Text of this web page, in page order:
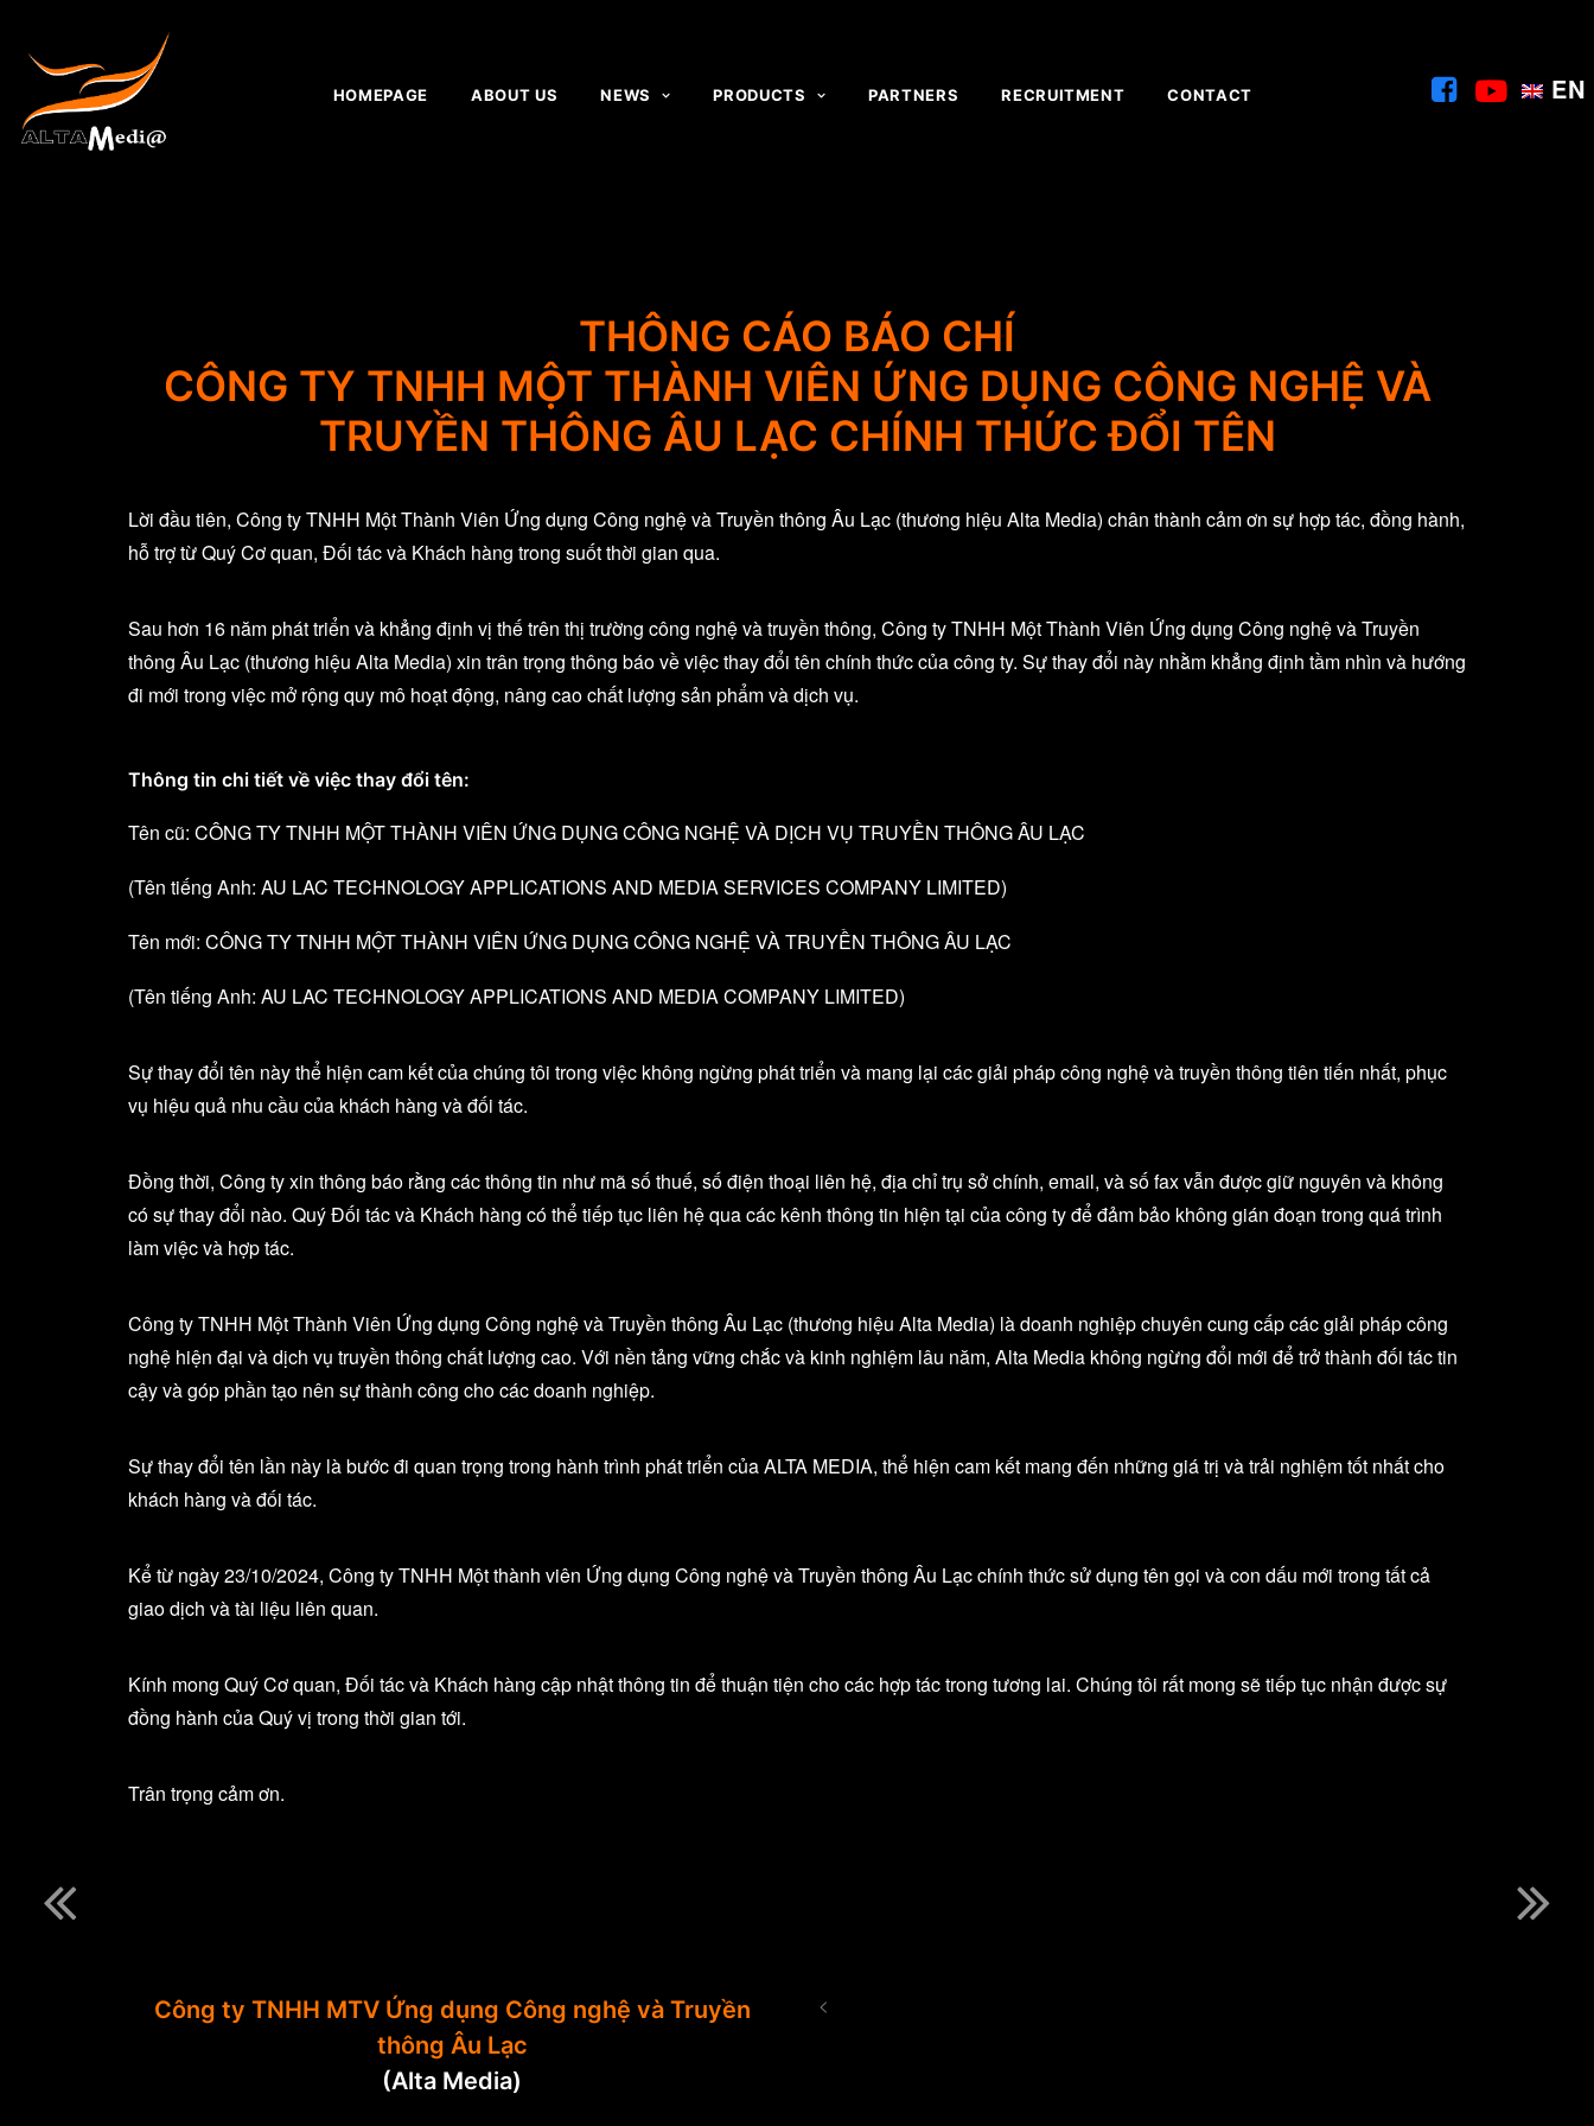
HOMEPAGE ABOUT US NEWS PRODUCTS PARTNERS RECRUITMENT CONTACT EN
THÔNG CÁO BÁO CHÍ
CÔNG TY TNHH MỘT THÀNH VIÊN ỨNG DỤNG CÔNG NGHỆ VÀ
TRUYỀN THÔNG ÂU LẠC CHÍNH THỨC ĐỔI TÊN
Lời đầu tiên, Công ty TNHH Một Thành Viên Ứng dụng Công nghệ và Truyền thông Âu Lạc (thương hiệu Alta Media) chân thành cảm ơn sự hợp tác, đồng hành,
hỗ trợ từ Quý Cơ quan, Đối tác và Khách hàng trong suốt thời gian qua.
Sau hơn 16 năm phát triển và khẳng định vị thế trên thị trường công nghệ và truyền thông, Công ty TNHH Một Thành Viên Ứng dụng Công nghệ và Truyền
thông Âu Lạc (thương hiệu Alta Media) xin trân trọng thông báo về việc thay đổi tên chính thức của công ty. Sự thay đổi này nhằm khẳng định tầm nhìn và hướng
đi mới trong việc mở rộng quy mô hoạt động, nâng cao chất lượng sản phẩm và dịch vụ.
Thông tin chi tiết về việc thay đổi tên:
Tên cũ: CÔNG TY TNHH MỘT THÀNH VIÊN ỨNG DỤNG CÔNG NGHỆ VÀ DỊCH VỤ TRUYỀN THÔNG ÂU LẠC
(Tên tiếng Anh: AU LAC TECHNOLOGY APPLICATIONS AND MEDIA SERVICES COMPANY LIMITED)
Tên mới: CÔNG TY TNHH MỘT THÀNH VIÊN ỨNG DỤNG CÔNG NGHỆ VÀ TRUYỀN THÔNG ÂU LẠC
(Tên tiếng Anh: AU LAC TECHNOLOGY APPLICATIONS AND MEDIA COMPANY LIMITED)
Sự thay đổi tên này thể hiện cam kết của chúng tôi trong việc không ngừng phát triển và mang lại các giải pháp công nghệ và truyền thông tiên tiến nhất, phục
vụ hiệu quả nhu cầu của khách hàng và đối tác.
Đồng thời, Công ty xin thông báo rằng các thông tin như mã số thuế, số điện thoại liên hệ, địa chỉ trụ sở chính, email, và số fax vẫn được giữ nguyên và không
có sự thay đổi nào. Quý Đối tác và Khách hàng có thể tiếp tục liên hệ qua các kênh thông tin hiện tại của công ty để đảm bảo không gián đoạn trong quá trình
làm việc và hợp tác.
Công ty TNHH Một Thành Viên Ứng dụng Công nghệ và Truyền thông Âu Lạc (thương hiệu Alta Media) là doanh nghiệp chuyên cung cấp các giải pháp công
nghệ hiện đại và dịch vụ truyền thông chất lượng cao. Với nền tảng vững chắc và kinh nghiệm lâu năm, Alta Media không ngừng đổi mới để trở thành đối tác tin
cậy và góp phần tạo nên sự thành công cho các doanh nghiệp.
Sự thay đổi tên lần này là bước đi quan trọng trong hành trình phát triển của ALTA MEDIA, thể hiện cam kết mang đến những giá trị và trải nghiệm tốt nhất cho
khách hàng và đối tác.
Kể từ ngày 23/10/2024, Công ty TNHH Một thành viên Ứng dụng Công nghệ và Truyền thông Âu Lạc chính thức sử dụng tên gọi và con dấu mới trong tất cả
giao dịch và tài liệu liên quan.
Kính mong Quý Cơ quan, Đối tác và Khách hàng cập nhật thông tin để thuận tiện cho các hợp tác trong tương lai. Chúng tôi rất mong sẽ tiếp tục nhận được sự
đồng hành của Quý vị trong thời gian tới.
Trân trọng cảm ơn.
Công ty TNHH MTV Ứng dụng Công nghệ và Truyền
thông Âu Lạc
(Alta Media)
<